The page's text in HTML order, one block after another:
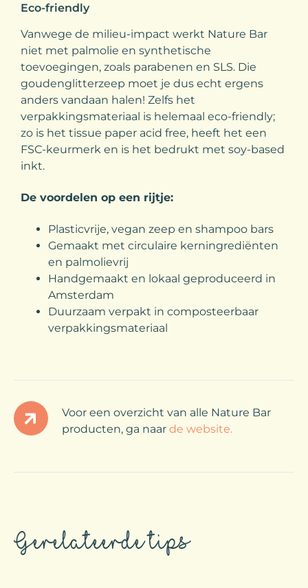
Eco-friendly
Vanwege de milieu-impact werkt Nature Bar
niet met palmolie en synthetische
toevoegingen, zoals parabenen en SLS. Die
goudenglitterzeep moet je dus echt ergens
anders vandaan halen! Zelfs het
verpakkingsmateriaal is helemaal eco-friendly;
zo is het tissue paper acid free, heeft het een
FSC-keurmerk en is het bedrukt met soy-based
inkt.
De voordelen op een rijtje:
Plasticvrije, vegan zeep en shampoo bars
Gemaakt met circulaire kerningrediënten
en palmolievrij
Handgemaakt en lokaal geproduceerd in
Amsterdam
Duurzaam verpakt in composteerbaar
verpakkingsmateriaal
Voor een overzicht van alle Nature Bar
producten, ga naar de website.
Gerelateerde tips